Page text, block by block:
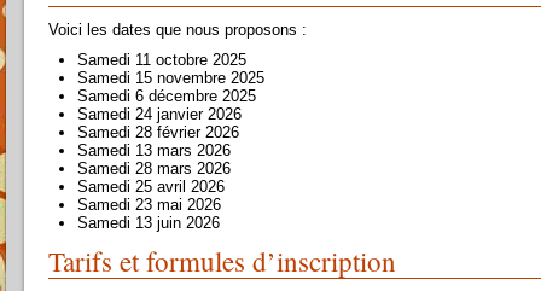
Voici les dates que nous proposons :
Samedi 11 octobre 2025
Samedi 15 novembre 2025
Samedi 6 décembre 2025
Samedi 24 janvier 2026
Samedi 28 février 2026
Samedi 13 mars 2026
Samedi 28 mars 2026
Samedi 25 avril 2026
Samedi 23 mai 2026
Samedi 13 juin 2026
Tarifs et formules d’inscription